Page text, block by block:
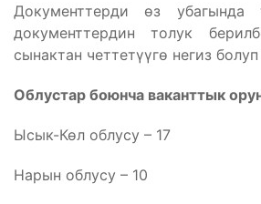
Документтерди өз
документтердин толук
сынактан четтетүүгө негиз болуп
Облустар боюнча ваканттык
Ысык-Көл облусу – 17
Нарын облусу – 10